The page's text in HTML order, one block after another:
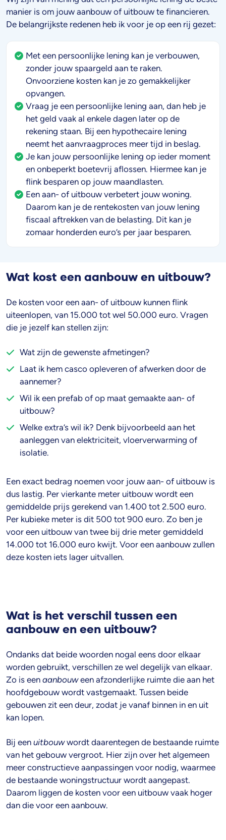
manier is om jouw aanbouw of uitbouw te financieren.
De belangrijkste redenen heb ik voor je op een rij gezet:
Met een persoonlijke lening kan je verbouwen,
zonder jouw spaargeld aan te raken.
Onvoorziene kosten kan je zo gemakkelijker
opvangen.
Vraag je een persoonlijke lening aan, dan heb je
het geld vaak al enkele dagen later op de
rekening staan. Bij een hypothecaire lening
neemt het aanvraagproces meer tijd in beslag.
Je kan jouw persoonlijke lening op ieder moment
en onbeperkt boetevrij aflossen. Hiermee kan je
flink besparen op jouw maandlasten.
Een aan- of uitbouw verbetert jouw woning.
Daarom kan je de rentekosten van jouw lening
fiscaal aftrekken van de belasting. Dit kan je
zomaar honderden euro’s per jaar besparen.
Wat kost een aanbouw en uitbouw?
De kosten voor een aan- of uitbouw kunnen flink
uiteenlopen, van 15.000 tot wel 50.000 euro. Vragen
die je jezelf kan stellen zijn:
Wat zijn de gewenste afmetingen?
Laat ik hem casco opleveren of afwerken door de
aannemer?
Wil ik een prefab of op maat gemaakte aan- of
uitbouw?
Welke extra’s wil ik? Denk bijvoorbeeld aan het
aanleggen van elektriciteit, vloerverwarming of
isolatie.
Een exact bedrag noemen voor jouw aan- of uitbouw is
dus lastig. Per vierkante meter uitbouw wordt een
gemiddelde prijs gerekend van 1.400 tot 2.500 euro.
Per kubieke meter is dit 500 tot 900 euro. Zo ben je
voor een uitbouw van twee bij drie meter gemiddeld
14.000 tot 16.000 euro kwijt. Voor een aanbouw zullen
deze kosten iets lager uitvallen.
Wat is het verschil tussen een
aanbouw en een uitbouw?
Ondanks dat beide woorden nogal eens door elkaar
worden gebruikt, verschillen ze wel degelijk van elkaar.
Zo is een aanbouween afzonderlijke ruimte die aan het
hoofdgebouw wordt vastgemaakt. Tussen beide
gebouwen zit een deur, zodat je vanaf binnen in en uit
kan lopen.
Bij een uitbouwwordt daarentegen de bestaande ruimte
van het gebouw vergroot. Hier zijn over het algemeen
meer constructieve aanpassingen voor nodig, waarmee
de bestaande woningstructuur wordt aangepast.
Daarom liggen de kosten voor een uitbouw vaak hoger
dan die voor een aanbouw.